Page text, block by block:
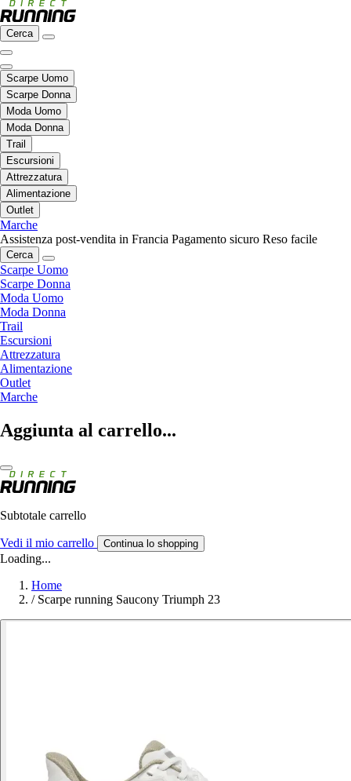
Cerca
Scarpe Uomo
Scarpe Donna
Moda Uomo
Moda Donna
Trail
Escursioni
Attrezzatura
Alimentazione
Outlet
Marche
Assistenza post-vendita in Francia Pagamento sicuro Reso facile
Cerca
Scarpe Uomo
Scarpe Donna
Moda Uomo
Moda Donna
Trail
Escursioni
Attrezzatura
Alimentazione
Outlet
Marche
Aggiunta al carrello...
Subtotale carrello
Vedi il mio carrello Continua lo shopping
Loading...
Home
/ Scarpe running Saucony Triumph 23